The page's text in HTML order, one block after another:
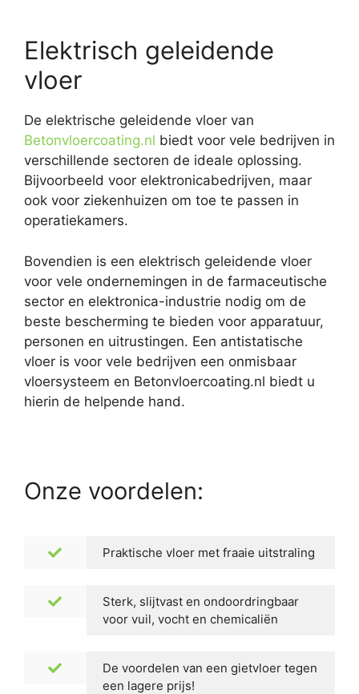
Elektrisch geleidende
vloer
De elektrische geleidende vloer van
Betonvloercoating.nl biedt voor vele bedrijven in
verschillende sectoren de ideale oplossing.
Bijvoorbeeld voor elektronicabedrijven, maar
ook voor ziekenhuizen om toe te passen in
operatiekamers.
Bovendien is een elektrisch geleidende vloer
voor vele ondernemingen in de farmaceutische
sector en elektronica-industrie nodig om de
beste bescherming te bieden voor apparatuur,
personen en uitrustingen. Een antistatische
vloer is voor vele bedrijven een onmisbaar
vloersysteem en Betonvloercoating.nl biedt u
hierin de helpende hand.
Onze voordelen:
Praktische vloer met fraaie uitstraling
Sterk, slijtvast en ondoordringbaar
voor vuil, vocht en chemicaliën
De voordelen van een gietvloer tegen
een lagere prijs!